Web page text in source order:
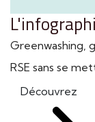
Greenwashing,
RSE sans se
Découvrez